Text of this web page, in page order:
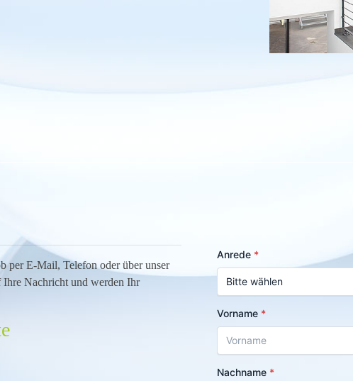
per E-Mail, Telefon oder über unser
Nachricht und werden Ihr